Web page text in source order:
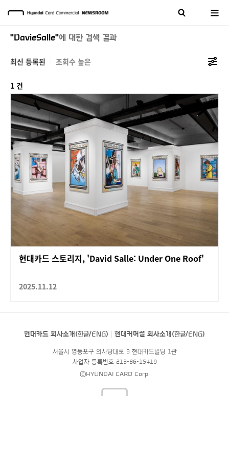
"DavieSalle"에 대한 검색 결과
최신 등록된 조회수 높은
1 건
현대카드 스토리지, 'David Salle: Under One Roof'
2025.11.12
현대카드 회사소개(한글/ENG) 현대커머셜 회사소개(한글/ENG)
서울시 영등포구 의사당대로 3 현대카드빌딩 1관
사업자 등록번호 213-86-15419
©HYUNDAI CARD Corp.